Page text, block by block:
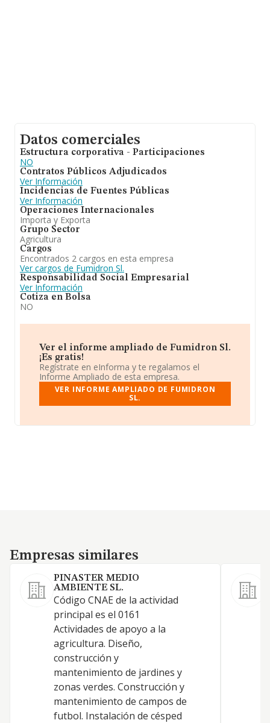
Datos comerciales
Estructura corporativa - Participaciones
NO
Contratos Públicos Adjudicados
Ver Información
Incidencias de Fuentes Públicas
Ver Información
Operaciones Internacionales
Importa y Exporta
Grupo Sector
Agricultura
Cargos
Encontrados 2 cargos en esta empresa
Ver cargos de Fumidron Sl.
Responsabilidad Social Empresarial
Ver Información
Cotiza en Bolsa
NO
Ver el informe ampliado de Fumidron Sl.
¡Es gratis!
Regístrate en eInforma y te regalamos el
Informe Ampliado de esta empresa.
VER INFORME AMPLIADO DE FUMIDRON
SL.
Empresas similares
Empresas similares
PINASTER MEDIO
AMBIENTE SL.
Código CNAE de la actividad
principal es el 0161
Actividades de apoyo a la
agricultura. Diseño,
construcción y
mantenimiento de jardines y
zonas verdes. Construcción y
mantenimiento de campos de
futbol. Instalación de césped